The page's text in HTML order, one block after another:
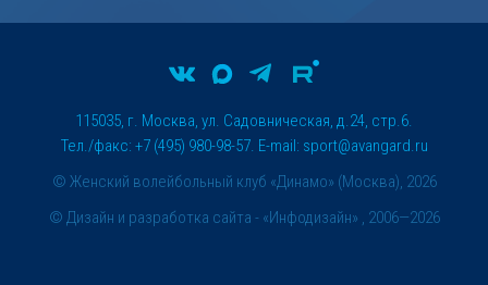
© Женский волейбольный клуб «Динамо» (Москва), 2026
115035, г. Москва, ул. Садовническая, д.24, стр.6.
Тел./факс: +7 (495) 980-98-57. E-mail: sport@avangard.ru
© Дизайн и разработка сайта - «Инфодизайн» , 2006—2026